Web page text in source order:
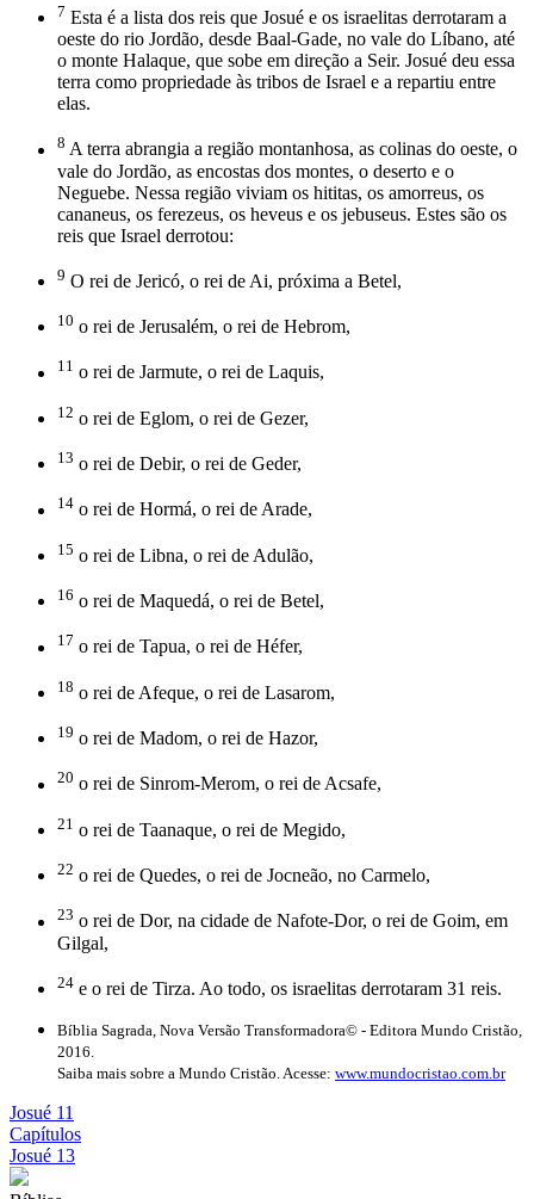
7 Esta é a lista dos reis que Josué e os israelitas derrotaram a
oeste do rio Jordão, desde Baal-Gade, no vale do Líbano, até
o monte Halaque, que sobe em direção a Seir. Josué deu essa
terra como propriedade às tribos de Israel e a repartiu entre
elas.
8 A terra abrangia a região montanhosa, as colinas do oeste, o
vale do Jordão, as encostas dos montes, o deserto e o
Neguebe. Nessa região viviam os hititas, os amorreus, os
cananeus, os ferezeus, os heveus e os jebuseus. Estes são os
reis que Israel derrotou:
9 O rei de Jericó, o rei de Ai, próxima a Betel,
10 o rei de Jerusalém, o rei de Hebrom,
11 o rei de Jarmute, o rei de Laquis,
12 o rei de Eglom, o rei de Gezer,
13 o rei de Debir, o rei de Geder,
14 o rei de Hormá, o rei de Arade,
15 o rei de Libna, o rei de Adulão,
16 o rei de Maquedá, o rei de Betel,
17 o rei de Tapua, o rei de Héfer,
18 o rei de Afeque, o rei de Lasarom,
19 o rei de Madom, o rei de Hazor,
20 o rei de Sinrom-Merom, o rei de Acsafe,
21 o rei de Taanaque, o rei de Megido,
22 o rei de Quedes, o rei de Jocneão, no Carmelo,
23 o rei de Dor, na cidade de Nafote-Dor, o rei de Goim, em
Gilgal,
24 e o rei de Tirza. Ao todo, os israelitas derrotaram 31 reis.
Bíblia Sagrada, Nova Versão Transformadora© - Editora Mundo Cristão,
2016.
Saiba mais sobre a Mundo Cristão. Acesse: www.mundocristao.com.br
Josué 11
Capítulos
Josué 13